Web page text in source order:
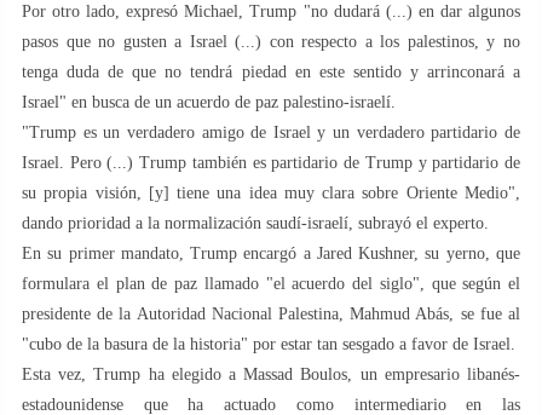
Por otro lado, expresó Michael, Trump "no dudará (...) en dar algunos
pasos que no gusten a Israel (...) con respecto a los palestinos, y no
tenga duda de que no tendrá piedad en este sentido y arrinconará a
Israel" en busca de un acuerdo de paz palestino-israelí.
"Trump es un verdadero amigo de Israel y un verdadero partidario de
Israel. Pero (...) Trump también es partidario de Trump y partidario de
su propia visión, [y] tiene una idea muy clara sobre Oriente Medio",
dando prioridad a la normalización saudí-israelí, subrayó el experto.
En su primer mandato, Trump encargó a Jared Kushner, su yerno, que
formulara el plan de paz llamado "el acuerdo del siglo", que según el
presidente de la Autoridad Nacional Palestina, Mahmud Abás, se fue al
"cubo de la basura de la historia" por estar tan sesgado a favor de Israel.
Esta vez, Trump ha elegido a Massad Boulos, un empresario libanés-
estadounidense que ha actuado como intermediario en las